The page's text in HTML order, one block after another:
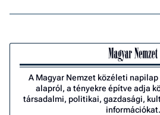
A Magyar Nemzet közéleti
alapról, a tényekre építve adja
társadalmi, politikai, gazdasági,
információkat.